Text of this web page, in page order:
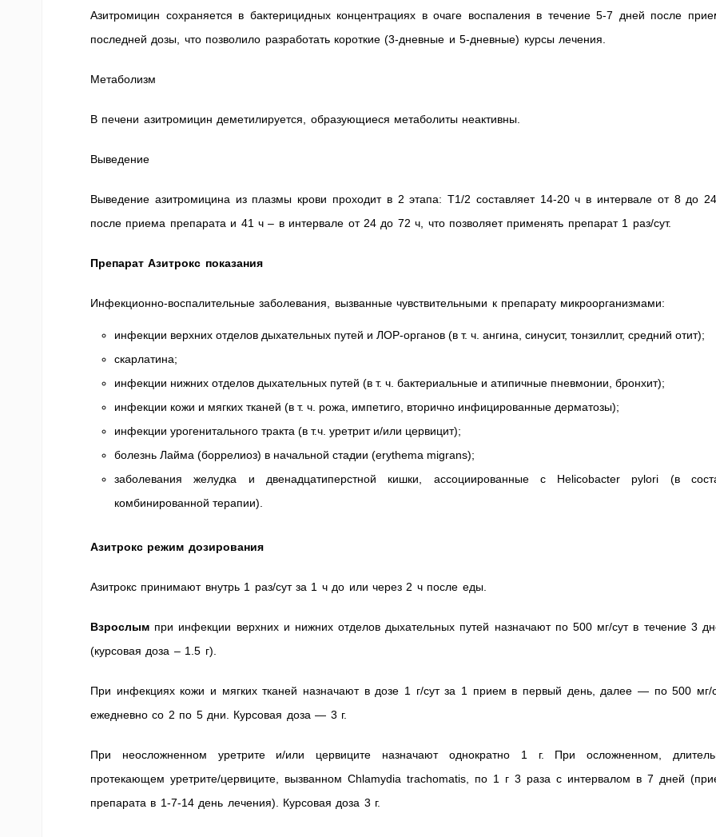
Азитромицин сохраняется в бактерицидных концентрациях в очаге воспаления в течение 5-7 дней после
последней дозы, что позволило разработать короткие (3-дневные и 5-дневные) курсы лечения.
Метаболизм
В печени азитромицин деметилируется, образующиеся метаболиты неактивны.
Выведение
Выведение азитромицина из плазмы крови проходит в 2 этапа: T1/2 составляет 14-20 ч в интервале от 8 до
после приема препарата и 41 ч – в интервале от 24 до 72 ч, что позволяет применять препарат 1 раз/сут.
Препарат Азитрокс показания
Инфекционно-воспалительные заболевания, вызванные чувствительными к препарату микроорганизмами:
инфекции верхних отделов дыхательных путей и ЛОР-органов (в т. ч. ангина, синусит, тонзиллит, средний отит);
скарлатина;
инфекции нижних отделов дыхательных путей (в т. ч. бактериальные и атипичные пневмонии, бронхит);
инфекции кожи и мягких тканей (в т. ч. рожа, импетиго, вторично инфицированные дерматозы);
инфекции урогенитального тракта (в т.ч. уретрит и/или цервицит);
болезнь Лайма (боррелиоз) в начальной стадии (erythema migrans);
заболевания желудка и двенадцатиперстной кишки, ассоциированные с Helicobacter pylori (в
комбинированной терапии).
Азитрокс режим дозирования
Азитрокс принимают внутрь 1 раз/сут за 1 ч до или через 2 ч после еды.
Взрослым при инфекции верхних и нижних отделов дыхательных путей назначают по 500 мг/сут в течение 3
(курсовая доза – 1.5 г).
При инфекциях кожи и мягких тканей назначают в дозе 1 г/сут за 1 прием в первый день, далее — по 500 мг/
ежедневно со 2 по 5 дни. Курсовая доза — 3 г.
При неосложненном уретрите и/или цервиците назначают однократно 1 г. При осложненном,
протекающем уретрите/цервиците, вызванном Chlamydia trachomatis, по 1 г 3 раза с интервалом в 7 дней
препарата в 1-7-14 день лечения). Курсовая доза 3 г.